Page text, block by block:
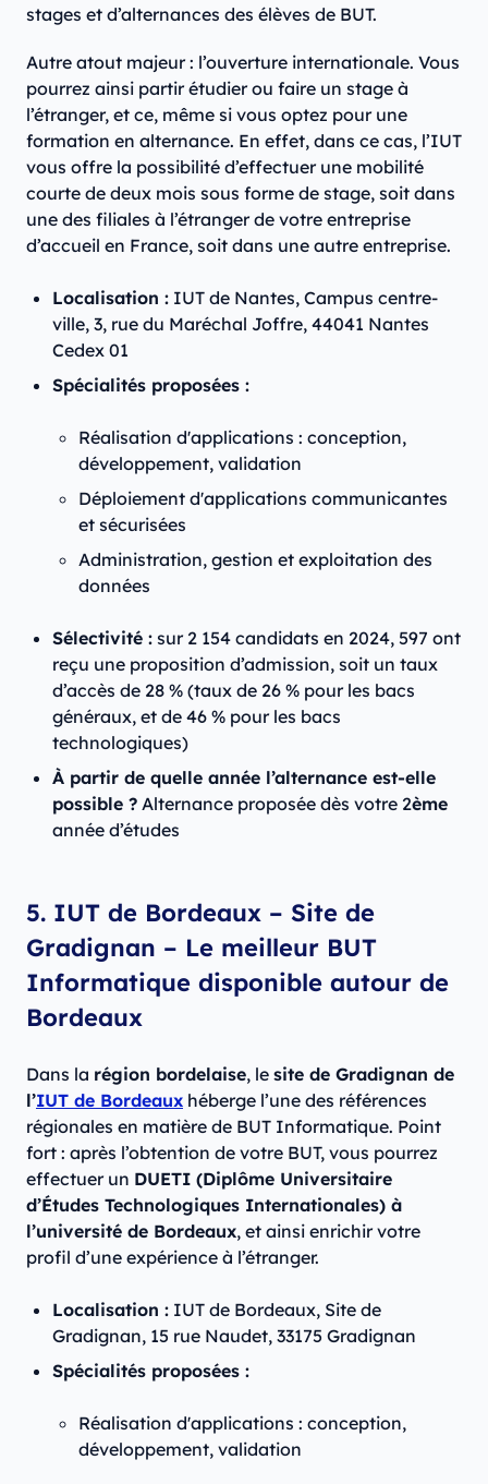
stages et d’alternances des élèves de BUT.
Autre atout majeur : l’ouverture internationale. Vous
pourrez ainsi partir étudier ou faire un stage à
l’étranger, et ce, même si vous optez pour une
formation en alternance. En effet, dans ce cas, l’IUT
vous offre la possibilité d’effectuer une mobilité
courte de deux mois sous forme de stage, soit dans
une des filiales à l’étranger de votre entreprise
d’accueil en France, soit dans une autre entreprise.
Localisation : IUT de Nantes, Campus centre-
ville, 3, rue du Maréchal Joffre, 44041 Nantes
Cedex 01
Spécialités proposées :
Réalisation d'applications : conception,
développement, validation
Déploiement d'applications communicantes
et sécurisées
Administration, gestion et exploitation des
données
Sélectivité : sur 2 154 candidats en 2024, 597 ont
reçu une proposition d’admission, soit un taux
d’accès de 28 % (taux de 26 % pour les bacs
généraux, et de 46 % pour les bacs
technologiques)
À partir de quelle année l’alternance est-elle
possible ? Alternance proposée dès votre 2ème
année d’études
5. IUT de Bordeaux – Site de
Gradignan – Le meilleur BUT
Informatique disponible autour de
Bordeaux
Dans la région bordelaise, le site de Gradignan de
l’IUT de Bordeaux héberge l’une des références
régionales en matière de BUT Informatique. Point
fort : après l’obtention de votre BUT, vous pourrez
effectuer un DUETI (Diplôme Universitaire
d’Études Technologiques Internationales) à
l’université de Bordeaux, et ainsi enrichir votre
profil d’une expérience à l’étranger.
Localisation : IUT de Bordeaux, Site de
Gradignan, 15 rue Naudet, 33175 Gradignan
Spécialités proposées :
Réalisation d'applications : conception,
développement, validation